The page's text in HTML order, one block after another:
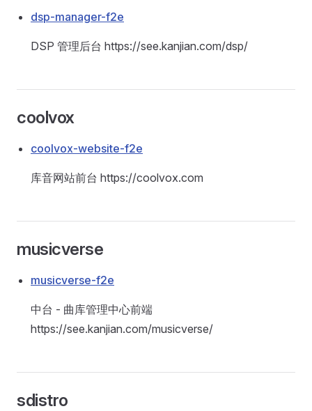
dsp-manager-f2e
DSP 管理后台 https://see.kanjian.com/dsp/
coolvox
coolvox-website-f2e
库音网站前台 https://coolvox.com
musicverse
musicverse-f2e
中台 - 曲库管理中心前端
https://see.kanjian.com/musicverse/
sdistro